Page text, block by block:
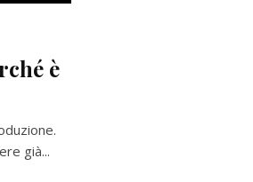
è
già...